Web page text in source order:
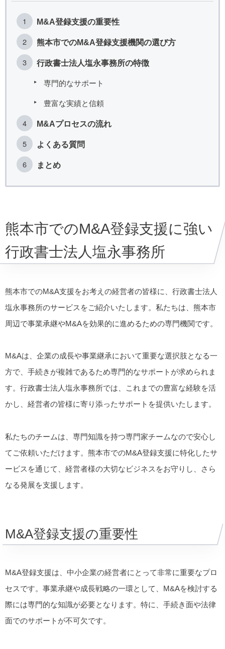
M&A登録支援の重要性
熊本市でのM&A登録支援機関の選び方
行政書士法人塩永事務所の特徴
専門的なサポート
豊富な実績と信頼
M&Aプロセスの流れ
よくある質問
まとめ
熊本市でのM&A登録支援に強い
行政書士法人塩永事務所
熊本市でのM&A支援をお考えの経営者の皆様に、行政書士法人
塩永事務所のサービスをご紹介いたします。私たちは、熊本市
周辺で事業承継やM&Aを効果的に進めるための専門機関です。
M&Aは、企業の成長や事業継承において重要な選択肢となる一
方で、手続きが複雑であるため専門的なサポートが求められま
す。行政書士法人塩永事務所では、これまでの豊富な経験を活
かし、経営者の皆様に寄り添ったサポートを提供いたします。
私たちのチームは、専門知識を持つ専門家チームなので安心し
てご依頼いただけます。熊本市でのM&A登録支援に特化したサ
ービスを通じて、経営者様の大切なビジネスをお守りし、さら
なる発展を支援します。
M&A登録支援の重要性
M&A登録支援は、中小企業の経営者にとって非常に重要なプロ
セスです。事業承継や成長戦略の一環として、M&Aを検討する
際には専門的な知識が必要となります。特に、手続き面や法律
面でのサポートが不可欠です。